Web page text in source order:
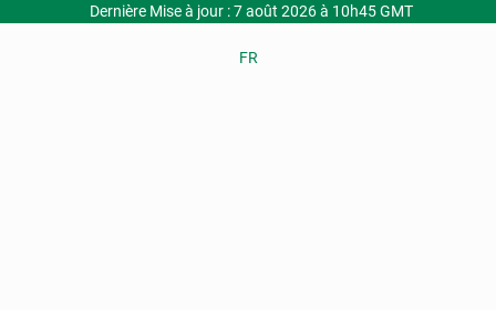
Dernière Mise à jour : 7 août 2026 à 10h45 GMT
FR